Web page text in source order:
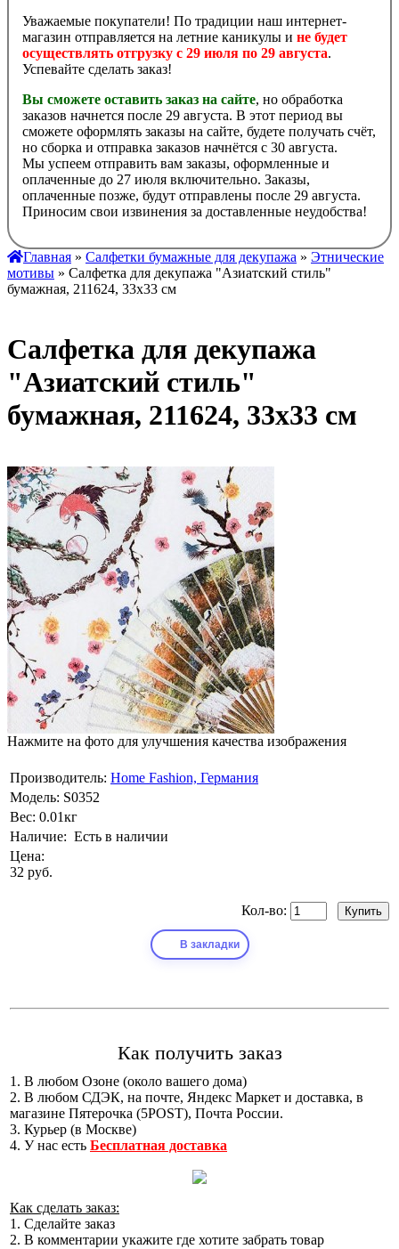
Уважаемые покупатели! По традиции наш интернет-
магазин отправляется на летние каникулы и не будет
осуществлять отгрузку с 29 июля по 29 августа.
Успевайте сделать заказ!
Вы сможете оставить заказ на сайте, но обработка
заказов начнется после 29 августа. В этот период вы
сможете оформлять заказы на сайте, будете получать счёт,
но сборка и отправка заказов начнётся с 30 августа.
Мы успеем отправить вам заказы, оформленные и
оплаченные до 27 июля включительно. Заказы,
оплаченные позже, будут отправлены после 29 августа.
Приносим свои извинения за доставленные неудобства!
Главная » Салфетки бумажные для декупажа » Этнические
мотивы » Салфетка для декупажа "Азиатский стиль"
бумажная, 211624, 33х33 см
Салфетка для декупажа
"Азиатский стиль"
бумажная, 211624, 33х33 см
Нажмите на фото для улучшения качества изображения
Производитель: Home Fashion, Германия
Модель: S0352
Вес: 0.01кг
Наличие: Есть в наличии
Цена:
32 руб.
Кол-во:
В закладки
Как получить заказ
1. В любом Озоне (около вашего дома)
2. В любом СДЭК, на почте, Яндекс Маркет и доставка, в
магазине Пятерочка (5POST), Почта России.
3. Курьер (в Москве)
4. У нас есть Бесплатная доставка
Как сделать заказ:
1. Сделайте заказ
2. В комментарии укажите где хотите забрать товар